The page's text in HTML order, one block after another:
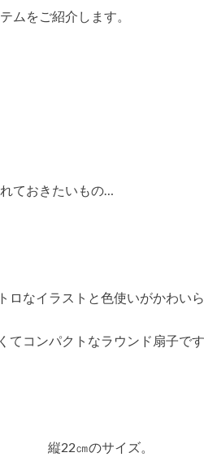
ムをご紹介します。
ておきたいもの…
ロなイラストと色使いがかわいら
てコンパクトなラウンド扇子です
縦22㎝のサイズ。